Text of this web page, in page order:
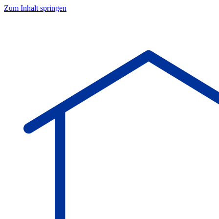
Zum Inhalt springen